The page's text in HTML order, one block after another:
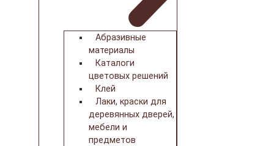
Абразивные
материалы
Каталоги
цветовых решений
Клей
Лаки, краски для
деревянных дверей,
мебели и
предметов